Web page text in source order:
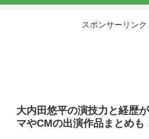
スポンサーリンク
大内田悠平の演技力と経歴
マやCMの出演作品まとめも